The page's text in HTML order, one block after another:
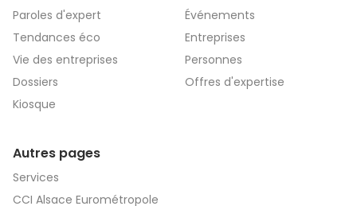
Paroles d'expert
Tendances éco
Vie des entreprises
Dossiers
Kiosque
Événements
Entreprises
Personnes
Offres d'expertise
Autres pages
Services
CCI Alsace Eurométropole